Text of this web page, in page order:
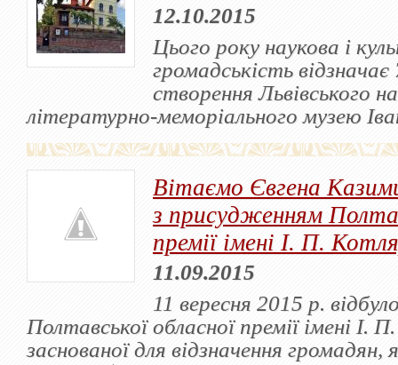
12.10.2015
Цього року наукова і
громадськість відзначає
створення Львівського
літературно-меморіального музею
Вітаємо Євгена
з присудженням
премії імені І. П.
11.09.2015
11 вересня 2015 р.
Полтавської обласної премії імені І.
заснованої для відзначення громадян,